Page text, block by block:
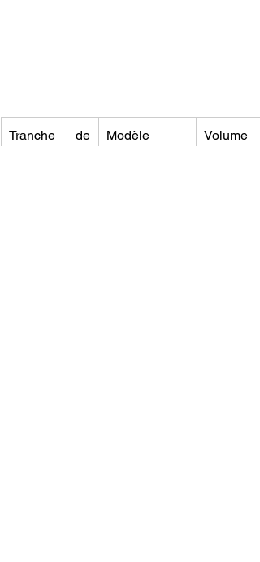
Tranche de
Modèle
Volume